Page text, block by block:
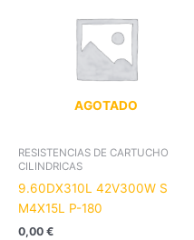
AGOTADO
RESISTENCIAS DE CARTUCHO
CILINDRICAS
9.60DX310L 42V300W S
M4X15L P-180
0,00 €